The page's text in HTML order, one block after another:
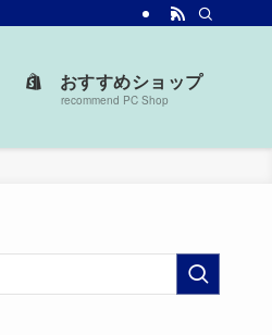
おすすめショップ
recommend PC Shop